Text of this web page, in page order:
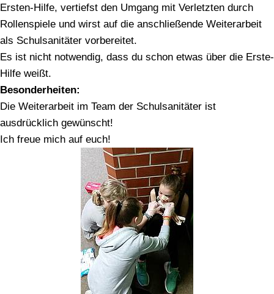
Ersten-Hilfe, vertiefst den Umgang mit Verletzten durch
Rollenspiele und wirst auf die anschließende Weiterarbeit
als Schulsanitäter vorbereitet.
Es ist nicht notwendig, dass du schon etwas über die Erste-
Hilfe weißt.
Besonderheiten:
Die Weiterarbeit im Team der Schulsanitäter ist
ausdrücklich gewünscht!
Ich freue mich auf euch!